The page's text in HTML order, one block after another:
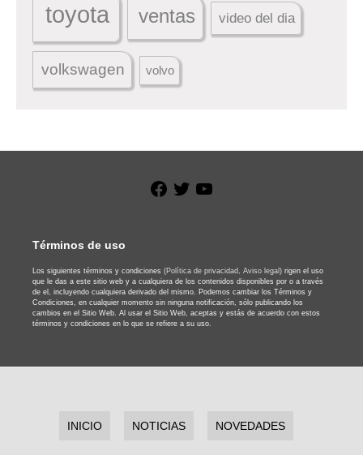
toyota ventas video del dia
volkswagen volvo
Facebook
Twitter
Términos de uso
Los siguientes términos y condiciones (Política de privacidad, Aviso legal) rigen el uso
que le das a este sitio web y a cualquiera de los contenidos disponibles por o a través
de el, incluyendo cualquiera derivado del mismo. Podemos cambiar los Términos y
Condiciones, en cualquier momento sin ninguna notificación, sólo publicando los
cambios en el Sitio Web. Al usar el Sitio Web, aceptas y estás de acuerdo con estos
términos y condiciones en lo que se refiere a su uso.
INICIO NOTICIAS NOVEDADES